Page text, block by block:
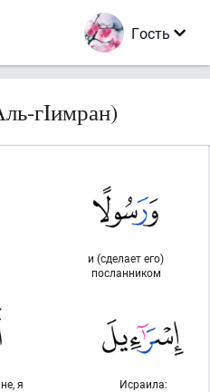
Гость
гIимран)
и (сделает его)
посланником
Исраила:
я